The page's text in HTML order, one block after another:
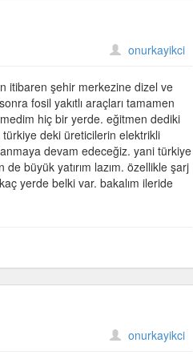
onurkayikci
itibaren şehir merkezine dizel ve
fosil yakıtlı araçları tamamen
hiç bir yerde. eğitmen dediki
deki üreticilerin elektrikli
devam edeceğiz. yani türkiye
büyük yatırım lazım. özellikle şarj
yerde belki var. bakalım ileride
onurkayikci